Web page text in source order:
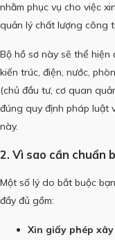
nhằm phục vụ cho việc
quản lý chất lượng công
Bộ hồ sơ này sẽ thể
kiến trúc, điện, nước,
(chủ đầu tư, cơ quan
đúng quy định pháp luật
này.
2. Vì sao cần chuẩn
Một số lý do bắt buộc
đầy đủ gồm:
Xin giấy phép